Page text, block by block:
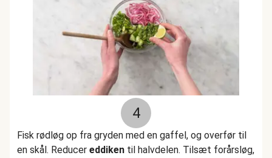
4
Fisk rødløg op fra gryden med en gaffel, og overfør til
en skål. Reducer eddiken til halvdelen. Tilsæt forårsløg,